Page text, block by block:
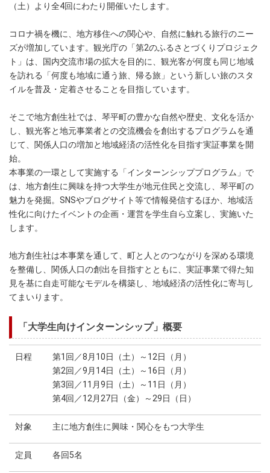
（土）より全4回にわたり開催いたします。
コロナ禍を機に、地方移住への関心や、自然に触れる旅行のニー
ズが増加しています。観光庁の「第2のふるさとづくりプロジェク
ト」は、国内交流市場の拡大を目的に、観光客が何度も同じ地域
を訪れる「何度も地域に通う旅、帰る旅」という新しい旅のスタ
イルを普及・定着させることを目指しています。
そこで地方創生社では、琴平町の豊かな自然や歴史、文化を活か
し、観光客と地元事業者との交流機会を創出するプログラムを通
じて、関係人口の増加と地域経済の活性化を目指す実証事業を開
始。
本事業の一環として実施する「インターンシッププログラム」で
は、地方創生に興味を持つ大学生が地元住民と交流し、琴平町の
魅力を発掘。SNSやブログサイト等で情報発信するほか、地域活
性化に向けたイベントの企画・運営を学生自ら立案し、実施いた
します。
地方創生社は本事業を通して、町と人とのつながりを深める環境
を整備し、関係人口の創出を目指すとともに、実証事業で得た知
見を基に自走可能なモデルを構築し、地域経済の活性化に寄与し
てまいります。
「大学生向けインターンシップ」概要
日程
第1回／8月10日（土）～12日（月）
第2回／9月14日（土）～16日（月）
第3回／11月9日（土）～11日（月）
第4回／12月27日（金）～29日（日）
対象 主に地方創生に興味・関心をもつ大学生
定員 各回5名